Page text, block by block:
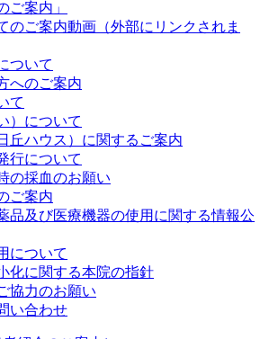
ご案内」
のご案内動画（外部にリンクされま
ついて
へのご案内
て
）について
丘ハウス）に関するご案内
行について
の採血のお願い
ご案内
品及び医療機器の使用に関する情報公
について
化に関する本院の指針
協力のお願い
い合わせ